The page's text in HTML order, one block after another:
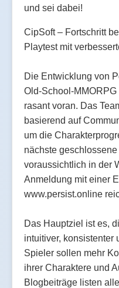
und sei dabei!
CipSoft – Fortschritt
Playtest mit
Die Entwicklung von
Old-School-
rasant voran. Das
basierend auf
um die
nächste
voraussichtlich in der
Anmeldung mit einer
www.persist.online
Das Hauptziel ist es,
intuitiver, konsistenter
Spieler sollen mehr
ihrer Charaktere und
Blogbeiträge listen